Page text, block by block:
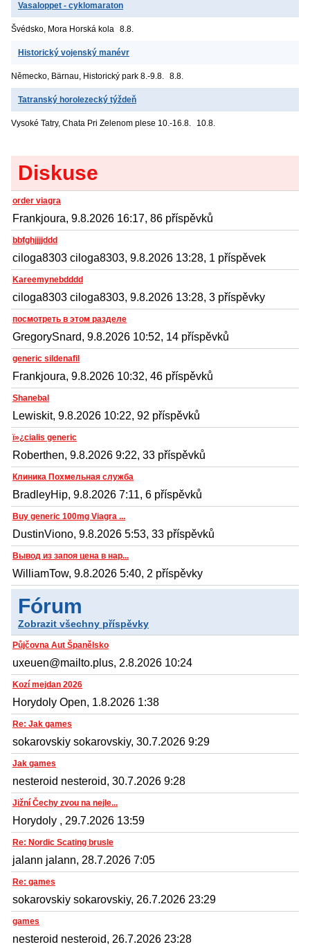
Vasaloppet - cyklomaraton
Švédsko, Mora Horská kola 8.8.
Historický vojenský manévr
Německo, Bärnau, Historický park 8.-9.8. 8.8.
Tatranský horolezecký týždeň
Vysoké Tatry, Chata Pri Zelenom plese 10.-16.8. 10.8.
Diskuse
order viagra
Frankjoura, 9.8.2026 16:17, 86 příspěvků
bbfghjjjjddd
ciloga8303 ciloga8303, 9.8.2026 13:28, 1 příspěvek
Kareemynebdddd
ciloga8303 ciloga8303, 9.8.2026 13:28, 3 příspěvky
посмотреть в этом разделе
GregorySnard, 9.8.2026 10:52, 14 příspěvků
generic sildenafil
Frankjoura, 9.8.2026 10:32, 46 příspěvků
Shanebal
Lewiskit, 9.8.2026 10:22, 92 příspěvků
ï»¿cialis generic
Roberthen, 9.8.2026 9:22, 33 příspěvků
Клиника Похмельная служба
BradleyHip, 9.8.2026 7:11, 6 příspěvků
Buy generic 100mg Viagra ...
DustinViono, 9.8.2026 5:53, 33 příspěvků
Вывод из запоя цена в нар...
WilliamTow, 9.8.2026 5:40, 2 příspěvky
Fórum
Zobrazit všechny příspěvky
Půjčovna Aut Španělsko
uxeuen@mailto.plus, 2.8.2026 10:24
Kozí mejdan 2026
Horydoly Open, 1.8.2026 1:38
Re: Jak games
sokarovskiy sokarovskiy, 30.7.2026 9:29
Jak games
nesteroid nesteroid, 30.7.2026 9:28
Jižní Čechy zvou na nejle...
Horydoly , 29.7.2026 13:59
Re: Nordic Scating brusle
jalann jalann, 28.7.2026 7:05
Re: games
sokarovskiy sokarovskiy, 26.7.2026 23:29
games
nesteroid nesteroid, 26.7.2026 23:28